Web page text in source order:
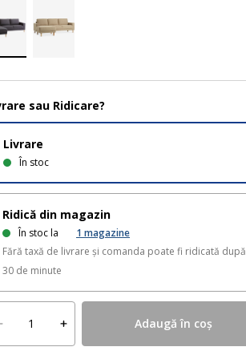
sau Ridicare?
Livrare
În stoc
Ridică din magazin
În stoc la 1 magazine
Fără taxă de livrare și comanda poate fi ridicată după
30 de minute
Adaugă în coș